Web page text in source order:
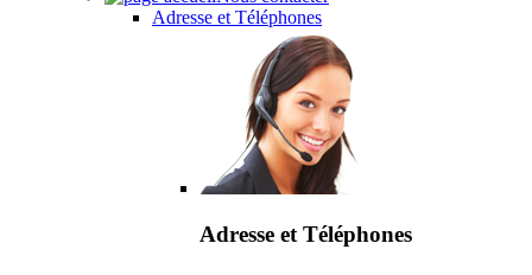
Adresse et Téléphones
Adresse et Téléphones